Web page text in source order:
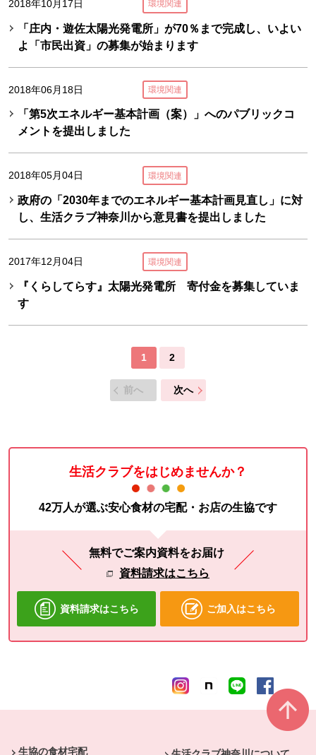
2018年10月17日 環境関連
「庄内・遊佐太陽光発電所」が70％まで完成し、いよい
よ「市民出資」の募集が始まります
2018年06月18日 環境関連
「第5次エネルギー基本計画（案）」へのパブリックコ
メントを提出しました
2018年05月04日 環境関連
政府の「2030年までのエネルギー基本計画見直し」に対
し、生活クラブ神奈川から意見書を提出しました
2017年12月04日 環境関連
『くらしてらす』太陽光発電所 寄付金を募集していま
す
1 2
前へ 次へ
生活クラブをはじめませんか？
42万人が選ぶ安心食材の宅配・お店の生協です
無料でご案内資料をお届け
資料請求はこちら
資料請求はこちら ご加入はこちら
生協の食材宅配